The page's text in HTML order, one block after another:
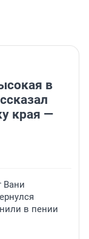
в
края —
Вани
в пении